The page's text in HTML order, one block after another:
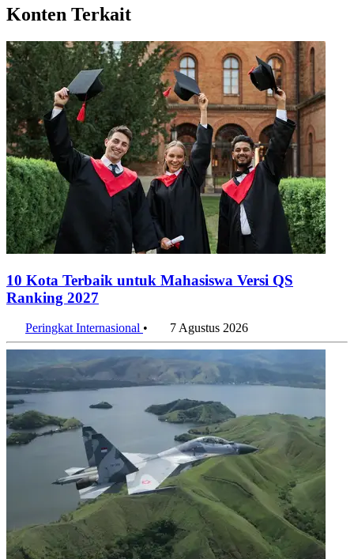
Konten Terkait
10 Kota Terbaik untuk Mahasiswa Versi QS
Ranking 2027
Peringkat Internasional • 7 Agustus 2026